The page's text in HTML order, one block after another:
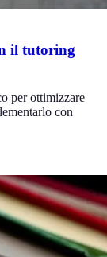
il tutoring
per ottimizzare
con